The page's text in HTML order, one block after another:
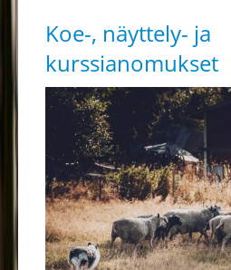
Koe-, näyttely- ja
kurssianomukset